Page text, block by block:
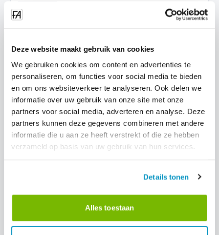
Deze website maakt gebruik van cookies
We gebruiken cookies om content en advertenties te
personaliseren, om functies voor social media te bieden
en om ons websiteverkeer te analyseren. Ook delen we
informatie over uw gebruik van onze site met onze
partners voor social media, adverteren en analyse. Deze
partners kunnen deze gegevens combineren met andere
informatie die u aan ze heeft verstrekt of die ze hebben
verzameld op basis van uw gebruik van hun services.
Details tonen
Alles toestaan
Wat zit er in het basispakket?
Kan ik later van pakket wisselen?
Wat houdt de CIAO wetgeving precies in?